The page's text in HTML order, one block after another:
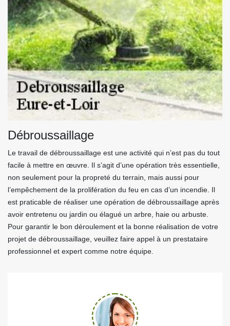
Débroussaillage
Le travail de débroussaillage est une activité qui n’est pas du tout
facile à mettre en œuvre. Il s’agit d’une opération très essentielle,
non seulement pour la propreté du terrain, mais aussi pour
l’empêchement de la prolifération du feu en cas d’un incendie. Il
est praticable de réaliser une opération de débroussaillage après
avoir entretenu ou jardin ou élagué un arbre, haie ou arbuste.
Pour garantir le bon déroulement et la bonne réalisation de votre
projet de débroussaillage, veuillez faire appel à un prestataire
professionnel et expert comme notre équipe.